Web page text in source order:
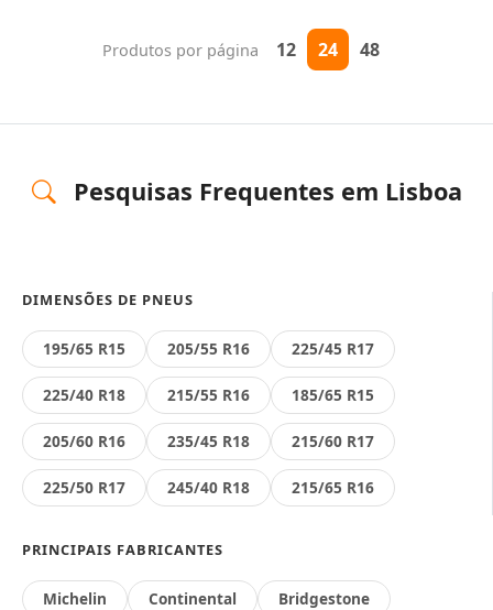
Produtos por página 12 24 48
Pesquisas Frequentes em Lisboa
DIMENSÕES DE PNEUS
195/65 R15 205/55 R16 225/45 R17
225/40 R18 215/55 R16 185/65 R15
205/60 R16 235/45 R18 215/60 R17
225/50 R17 245/40 R18 215/65 R16
PRINCIPAIS FABRICANTES
Michelin Continental Bridgestone